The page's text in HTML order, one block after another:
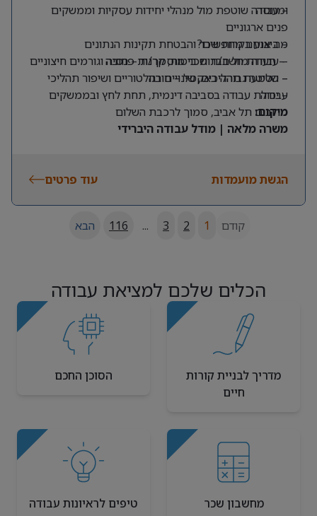
ומנוסה
– עבודה שוטפת מול מנהלי יחידות עסקיות וממשקים
פנים ארגוניים
– ביצוע בקרות שכר והבטחת תקינות הנתונים
– עבודה מול חברות ביטוח, קרנות פנסיה וגורמים חיצוניים
– הטמעת תהליכים, שינויים רגולטוריים ושיפור תהליכי
עבודה
מה אנחנו מחפשים?
– תעודת חשב/ת שכר מוסמך/ת – חובה
– שליטה גבוהה באקסל – חובה
– יכולת עבודה בסביבה דינמית, תחת לחץ ובממשקים
מרובים
מיקום: תל אביב, סמוך לרכבת השלום
משרה מלאה | מודל עבודה היברידי
הגשת מועמדות עוד פרטים
קודם 1
2
3
...
116 הבא
הכלים שלכם למציאת עבודה
מדריך לבניית קורות
חיים
הסוכן החכם
מחשבון שכר טיפים לראיונות עבודה